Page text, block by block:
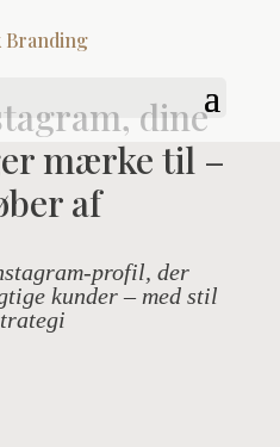
dine
mærke til –
af
profil, der
kunder – med stil